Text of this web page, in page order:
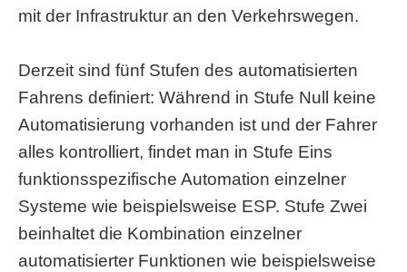
mit der Infrastruktur an den Verkehrswegen.
Derzeit sind fünf Stufen des automatisierten
Fahrens definiert: Während in Stufe Null keine
Automatisierung vorhanden ist und der Fahrer
alles kontrolliert, findet man in Stufe Eins
funktionsspezifische Automation einzelner
Systeme wie beispielsweise ESP. Stufe Zwei
beinhaltet die Kombination einzelner
automatisierter Funktionen wie beispielsweise